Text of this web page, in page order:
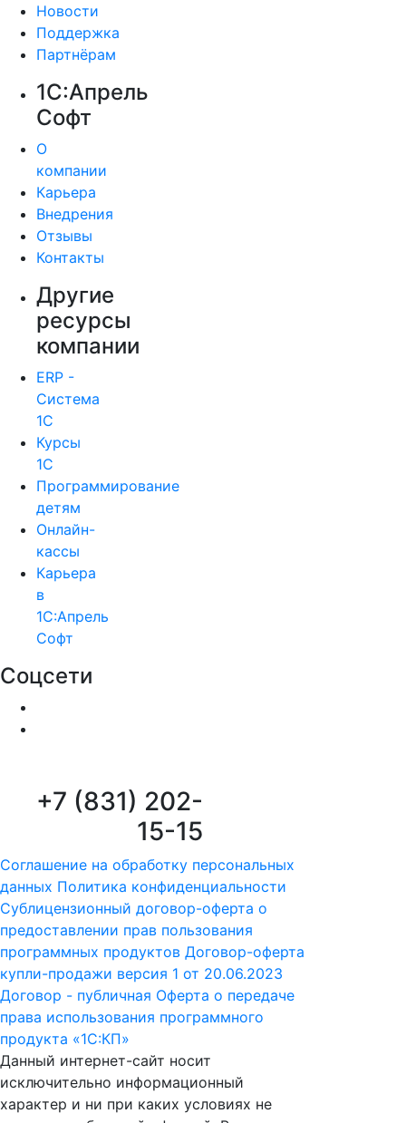
Новости
Поддержка
Партнёрам
1С:Апрель
Софт
О
компании
Карьера
Внедрения
Отзывы
Контакты
Другие
ресурсы
компании
ERP -
Система
1С
Курсы
1С
Программирование
детям
Онлайн-
кассы
Карьера
в
1С:Апрель
Софт
Соцсети
+7 (831) 202-
15-15
Соглашение на обработку персональных
данных Политика конфиденциальности
Сублицензионный договор-оферта о
предоставлении прав пользования
программных продуктов Договор-оферта
купли-продажи версия 1 от 20.06.2023
Договор - публичная Оферта о передаче
права использования программного
продукта «1С:КП»
Данный интернет-сайт носит
исключительно информационный
характер и ни при каких условиях не